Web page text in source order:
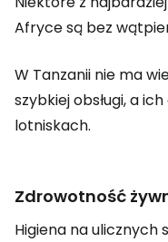
Afryce są bez
W Tanzanii nie ma
szybkiej obsługi, a
lotniskach.
Zdrowotność
Higiena na